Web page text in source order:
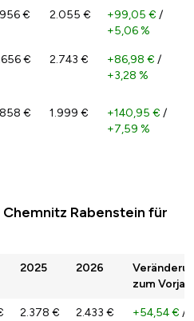
€ 2.055 € +99,05 € /
+5,06 %
€ 2.743 € +86,98 € /
+3,28 %
€ 1.999 € +140,95 € /
+7,59 %
Rabenstein für
2025 2026
zum
2.378 € 2.433 € +54,54 € /